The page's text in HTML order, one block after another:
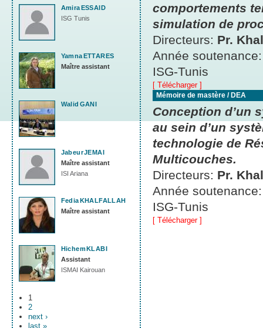
comportements
simulation de
Directeurs: Pr.
Année
ISG-Tunis
[ Télécharger ]
Mémoire de mastère / DEA
Conception d’un
au sein d’un
technologie de
Multicouches.
Directeurs: Pr.
Année
ISG-Tunis
[ Télécharger ]
AmiraESSAID
ISG Tunis
YamnaETTARES
Maître assistant
Walid GANI
JabeurJEMAI
Maître assistant
ISI Ariana
FediaKHALFALLAH
Maître assistant
HichemKLABI
Assistant
ISMAI Kairouan
1
2
next ›
last »